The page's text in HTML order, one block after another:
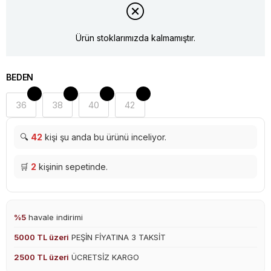
Ürün stoklarımızda kalmamıştır.
BEDEN
36 38 40 42
🔍 42 kişi şu anda bu ürünü inceliyor.
🛒 2 kişinin sepetinde.
%5 havale indirimi
5000 TL üzeri PEŞİN FİYATINA 3 TAKSİT
2500 TL üzeri ÜCRETSİZ KARGO